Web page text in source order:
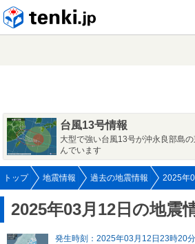
台風13号情報
大型で強い台風13号が沖永良部島
んでいます
トップ 地震情報 過去の地震情報 2025年
2025年03月12日の地震
発生時刻：2025年03月12日23時20